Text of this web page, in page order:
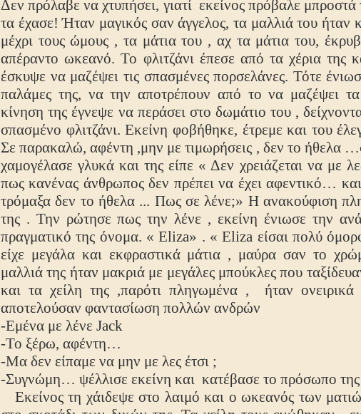
Δεν πρόλαβε να χτυπήσει, γιατί εκείνος πρόβαλε μπροστά
τα έχασε! Ήταν μαγικός σαν άγγελος, τα μαλλιά του ήταν
μέχρι τους ώμους , τα μάτια του , αχ τα μάτια του,
απέραντο ωκεανό. Το φλιτζάνι έπεσε από τα χέρια της
έσκυψε να μαζέψει τις σπασμένες πορσελάνες. Τότε
παλάμες της, να την αποτρέπουν από το να μαζέψει
κίνηση της έγνεψε να περάσει στο δωμάτιο του ,
σπασμένο φλιτζάνι. Εκείνη φοβήθηκε, έτρεμε και του
Σε παρακαλώ, αφέντη ,μην με τιμωρήσεις , δεν το ήθελα
χαμογέλασε γλυκά και της είπε « Δεν χρειάζεται να με
πως κανένας άνθρωπος δεν πρέπει να έχει αφεντικό…
τρόμαξα δεν το ήθελα ... Πως σε λένε;» Η ανακούφιση
της . Την ρώτησε πως την λένε , εκείνη ένιωσε την
πραγματικό της όνομα. «Eliza» . «Eliza είσαι πολύ
είχε μεγάλα και εκφραστικά μάτια , μαύρα σαν το
μαλλιά της ήταν μακριά με μεγάλες μπούκλες που
και τα χείλη της ,παρότι πληγωμένα ,
ήταν ονειρικά
αποτελούσαν φαντασίωση πολλών ανδρών
-Εμένα με λένε Jack
-Το ξέρω, αφέντη…
-Μα δεν είπαμε να μην με λες έτσι ;
-Συγνώμη… ψέλλισε εκείνη και κατέβασε το πρόσωπο
Εκείνος τη χάιδεψε στο λαιμό και ο ωκεανός των